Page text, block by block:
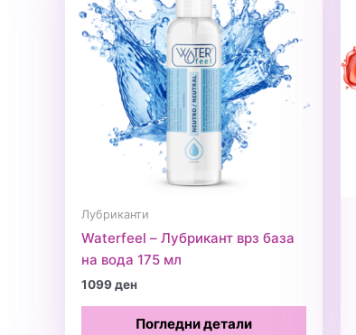
Лубриканти
Waterfeel – Лубрикант врз база
на вода 175 мл
1099ден
Погледни детали